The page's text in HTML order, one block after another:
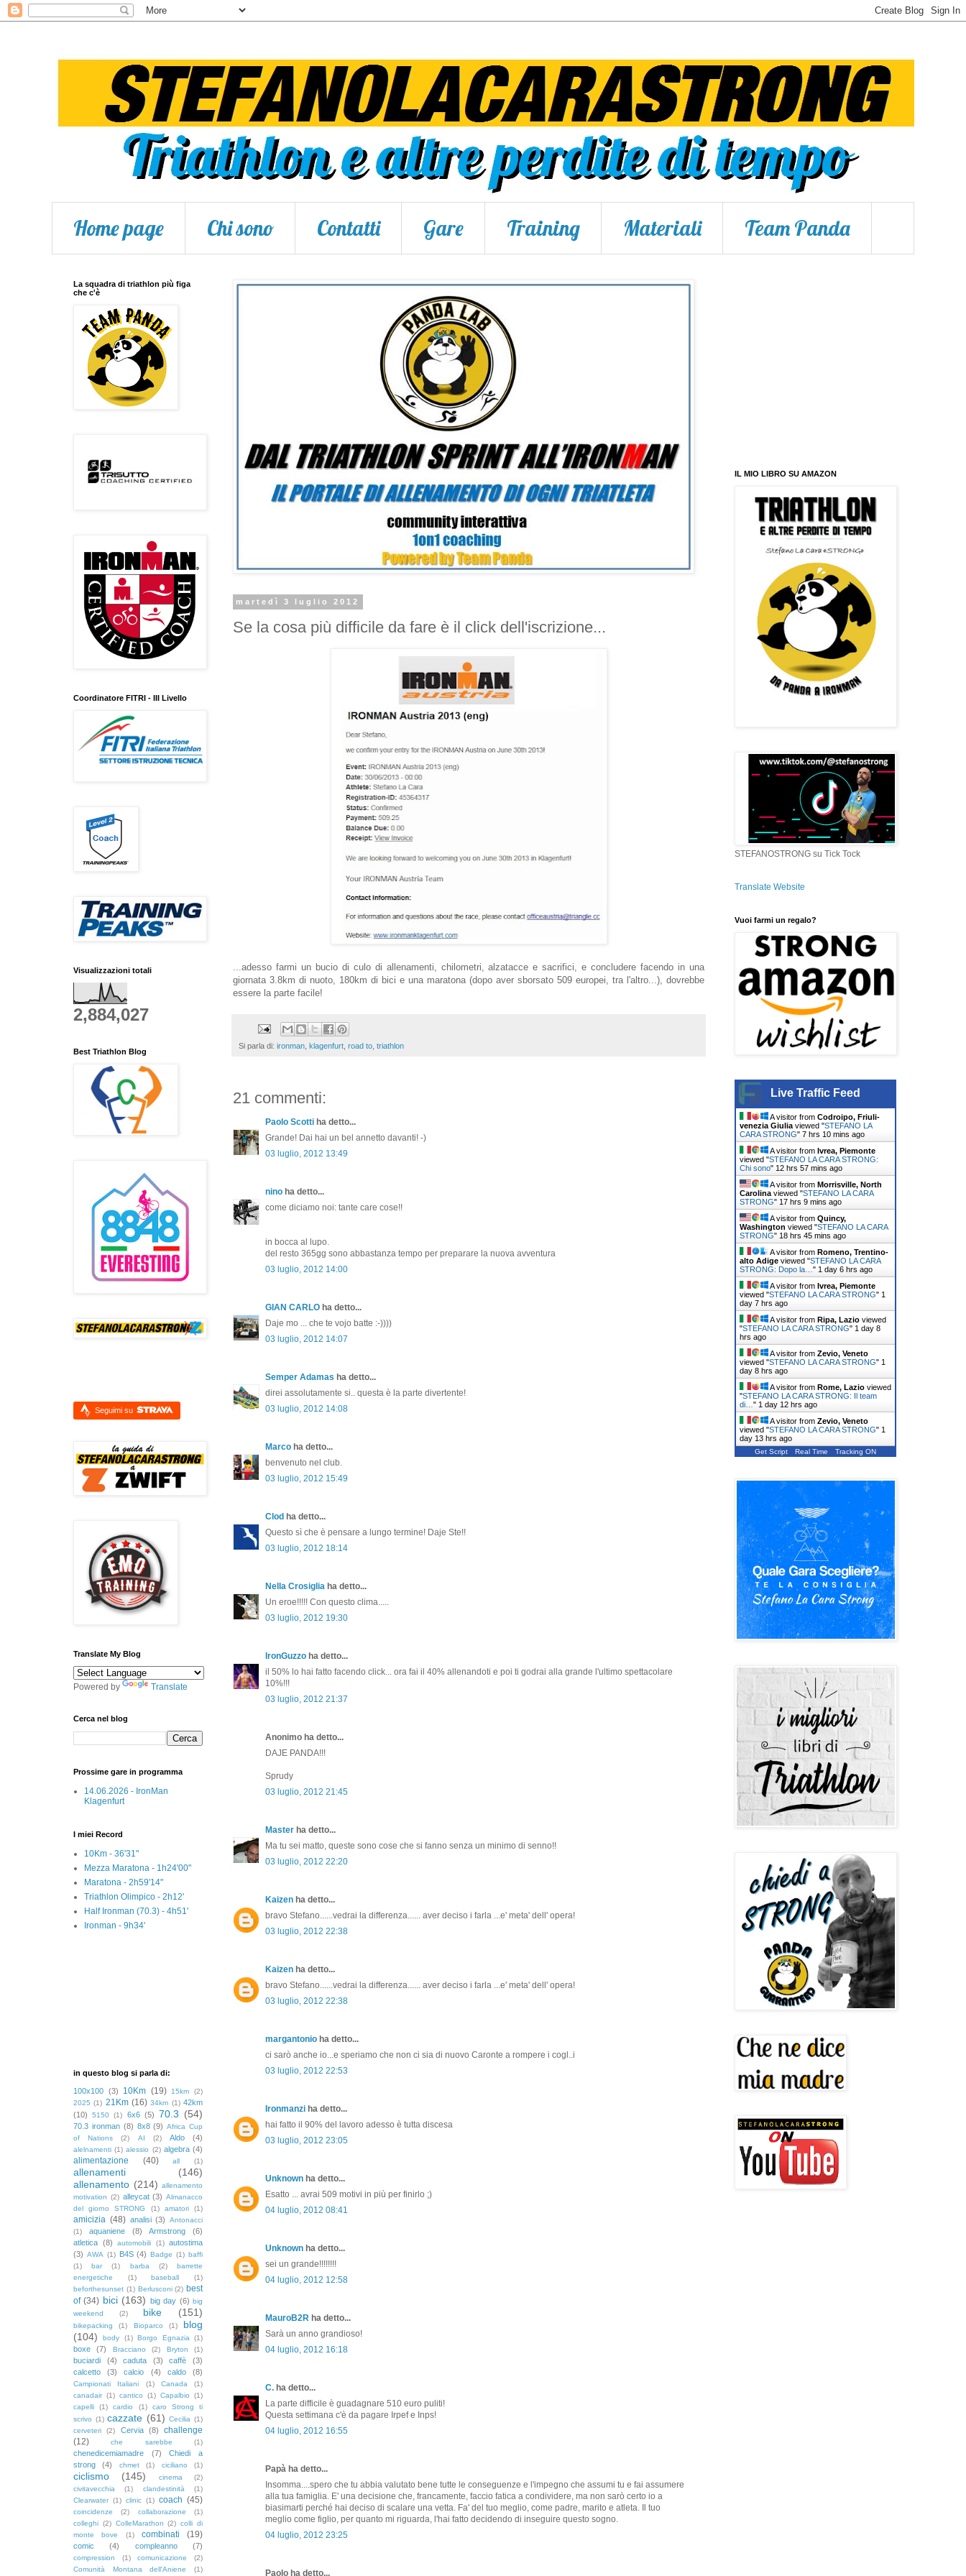
Home page Chi sono Contatti Gare Training Materiali Team Panda
martedì 3 luglio 2012
Se la cosa più difficile da fare è il click dell'iscrizione...
...adesso farmi un bucio di culo di allenamenti, chilometri, alzatacce e sacrifici, e concludere facendo in una
giornata 3.8km di nuoto, 180km di bici e una maratona (dopo aver sborsato 509 europei, tra l'altro...), dovrebbe
essere la parte facile!
Si parla di: ironman klagenfurt road to triathlon
21 commenti:
Paolo Scotti ha detto...
Grande! Dai hai un bel annetto davanti! -)
03 luglio, 2012 13:49
nino ha detto...
come diciamo noi: tante care cose!!
in bocca al lupo.
del resto 365gg sono abbastanza tempo per preparare la nuova avventura
03 luglio, 2012 14:00
GIAN CARLO ha detto...
Daje mo ... che te vojo batte :-))))
03 luglio, 2012 14:07
Semper Adamas ha detto...
direi assolutamente si.. questa è la parte divertente!
03 luglio, 2012 14:08
Marco ha detto...
benvenuto nel club.
03 luglio, 2012 15:49
Clod ha detto...
Questo sì che è pensare a lungo termine! Daje Ste!!
03 luglio, 2012 18:14
Nella Crosiglia ha detto...
Un eroe!!!!! Con questo clima.....
03 luglio, 2012 19:30
IronGuzzo ha detto...
il 50% lo hai fatto facendo click... ora fai il 40% allenandoti e poi ti godrai alla grande l'ultimo spettacolare
10%!!!
03 luglio, 2012 21:37
Anonimo ha detto...
DAJE PANDA!!!
Sprudy
03 luglio, 2012 21:45
Master ha detto...
Ma tu sei matto, queste sono cose che si fanno senza un minimo di senno!!
03 luglio, 2012 22:20
Kaizen ha detto...
bravo Stefano......vedrai la differenza...... aver deciso i farla ...e' meta' dell' opera!
03 luglio, 2012 22:38
Kaizen ha detto...
bravo Stefano......vedrai la differenza...... aver deciso i farla ...e' meta' dell' opera!
03 luglio, 2012 22:38
margantonio ha detto...
ci sarò anche io...e speriamo che non ci sia di nuovo Caronte a rompere i cogl..i
03 luglio, 2012 22:53
Ironmanzi ha detto...
hai fatto il 90% del lavoro adesso è tutta discesa
03 luglio, 2012 23:05
Unknown ha detto...
Esatto ... avrai 509 motivi in più per finirlo ;)
04 luglio, 2012 08:41
Unknown ha detto...
sei un grande!!!!!!!!
04 luglio, 2012 12:58
MauroB2R ha detto...
Sarà un anno grandioso!
04 luglio, 2012 16:18
C. ha detto...
La parte difficile è guadagnare 510 euro puliti!
Questa settimana c'è da pagare Irpef e Inps!
04 luglio, 2012 16:55
Papà ha detto...
Insomma....spero che tu abbia valutato bene tutte le conseguenze e l'impegno che assumi tu e fai assumere
alla tua famiglia. E' una decisione che, francamente, faccio fatica a condividere, ma non sarò certo io a
biasimarti perché hai deciso di scalare una vetta. Fa' del tuo meglio, come padre, marito e atleta. Il tuo
meglio come figlio, per quanto mi riguarda, l'hai fatto decidendo di inseguire questo sogno.
04 luglio, 2012 23:25
Paolo ha detto...
La squadra di triathlon più figa
che c'è
Coordinatore FITRI - III Livello
Visualizzazioni totali
2,884,027
Best Triathlon Blog
Seguimi su
Translate My Blog
Powered by Translate
Cerca nel blog
Prossime gare in programma
14.06.2026 - IronMan
Klagenfurt
I miei Record
10Km - 36'31"
Mezza Maratona - 1h24'00"
Maratona - 2h59'14"
Triathlon Olimpico - 2h12'
Half Ironman (70.3) - 4h51'
Ironman - 9h34'
in questo blog si parla di:
100x100 (3) 10Km (19) 15km
(2)
2025 (1) 21Km (16) 34km (1) 42km
(10)
5150 (1) 6x6 (5) 70.3 (54)
70.3 ironman (8) 8x8 (9) Africa Cup
of Nations
(2) AI (2) Aldo (4)
alelnamenti (1) alessio (2) algebra (4)
alimentazione (40) all (1)
allenamenti
(146)
allenamento (214) allenamento
motivation (2) alleycat (3) Almanacco
del giorno STRONG
(1) amatori (1)
amicizia (48) analisi (3)
Antonacci
(1)
aquaniene (8) Armstrong
(6)
atletica (8) automobili (1) autostima
(3) AWA (1) B4S (4) Badge (1) baffi
(1)
bar (1) barba (2)
barrette
energetiche
(1) baseball
(1)
beforthesunset (1) Berlusconi (2) best
of (34) bici (163) big day (6) big
weekend
(2) bike (151)
bikepacking (1) Bioparco (1)
blog
(104)
body (1) Borgo Egnazia (1)
boxe (7) Bracciano (2) Bryton (1)
buciardi (4) caduta (3) caffè
(3)
calcetto
(3) calcio (4) caldo (8)
Campionati Italiani (1) Canada
(1)
canadair (1) cantico (1) Capalbio
(1)
capelli
(1) cardio (1)
caro Strong ti
scrivo (1) cazzate (61) Cecilia (1)
cerveteri
(2) Cervia (8)
challenge
(12)
che sarebbe (1)
chenedicemiamadre (7)
Chiedi a
strong
(4) chmet (1) ciciliano (1)
ciclismo (145) cinema
(2)
civitavecchia
(1) clandestinità
(1)
Clearwater (1) clinic (1) coach (45)
coincidenze (2) collaborazione
(1)
colleghi (2) ColleMarathon (2) colli di
monte bove
(1) combinati (19)
comic (4) compleanno (7)
compression (1) comunicazione
(2)
Comunità Montana dell'Aniene
(1)
IL MIO LIBRO SU AMAZON
STEFANOSTRONG su Tick Tock
Translate Website
Vuoi farmi un regalo?
Live Traffic Feed
A visitor from Codroipo, Friuli-
venezia Giulia viewed "STEFANO LA
CARA STRONG" 7 hrs 10 mins ago
A visitor from Ivrea, Piemonte
viewed "STEFANO LA CARA STRONG:
Chi sono" 12 hrs 57 mins ago
A visitor from Morrisville, North
Carolina viewed "STEFANO LA CARA
STRONG" 17 hrs 9 mins ago
A visitor from Quincy,
Washington viewed "STEFANO LA CARA
STRONG" 18 hrs 45 mins ago
A visitor from Romeno, Trentino-
alto Adige viewed "STEFANO LA CARA
STRONG: Dopo la… " 1 day 6 hrs ago
A visitor from Ivrea, Piemonte
viewed "STEFANO LA CARA STRONG" 1
day 7 hrs ago
A visitor from Ripa, Lazio viewed
"STEFANO LA CARA STRONG" 1 day 8
hrs ago
A visitor from Zevio, Veneto
viewed "STEFANO LA CARA STRONG" 1
day 8 hrs ago
A visitor from Rome, Lazio viewed
"STEFANO LA CARA STRONG: Il team
di… " 1 day 12 hrs ago
A visitor from Zevio, Veneto
viewed "STEFANO LA CARA STRONG" 1
day 13 hrs ago
Get Script Real Time Tracking ON